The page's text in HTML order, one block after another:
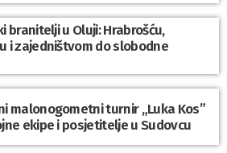
branitelji u Oluji: Hrabrošću,
i zajedništvom do slobodne
malonogometni turnir „Luka Kos”
ekipe i posjetitelje u Sudovcu